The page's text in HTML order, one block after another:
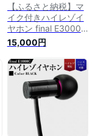
ル型 マイク付き
【ふるさと納税】マ
イク付きハイレゾイ
ヤホン final E3000C
| 神奈川県 川崎市 神
奈川 川崎 支援 支援
品 返礼品 楽天ふる
さと 納税 イヤホン
イヤフォン 有線 音
楽 家電 生活家電 日
用品 日用品雑貨 生
活雑貨 アクセサリー
小物 ファイナル カ
15,000円